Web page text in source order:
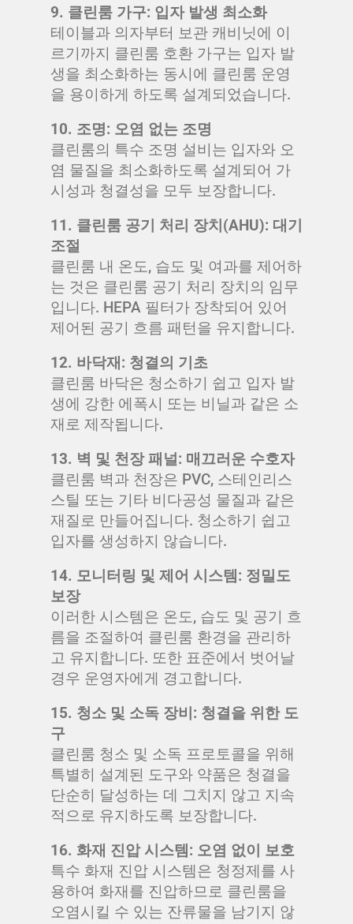
9. 클린룸 가구: 입자 발생 최소화
테이블과 의자부터 보관 캐비닛에 이
르기까지 클린룸 호환 가구는 입자 발
생을 최소화하는 동시에 클린룸 운영
을 용이하게 하도록 설계되었습니다.
10. 조명: 오염 없는 조명
클린룸의 특수 조명 설비는 입자와 오
염 물질을 최소화하도록 설계되어 가
시성과 청결성을 모두 보장합니다.
11. 클린룸 공기 처리 장치(AHU): 대기
조절
클린룸 내 온도, 습도 및 여과를 제어하
는 것은 클린룸 공기 처리 장치의 임무
입니다. HEPA 필터가 장착되어 있어
제어된 공기 흐름 패턴을 유지합니다.
12. 바닥재: 청결의 기초
클린룸 바닥은 청소하기 쉽고 입자 발
생에 강한 에폭시 또는 비닐과 같은 소
재로 제작됩니다.
13. 벽 및 천장 패널: 매끄러운 수호자
클린룸 벽과 천장은 PVC, 스테인리스
스틸 또는 기타 비다공성 물질과 같은
재질로 만들어집니다. 청소하기 쉽고
입자를 생성하지 않습니다.
14. 모니터링 및 제어 시스템: 정밀도
보장
이러한 시스템은 온도, 습도 및 공기 흐
름을 조절하여 클린룸 환경을 관리하
고 유지합니다. 또한 표준에서 벗어날
경우 운영자에게 경고합니다.
15. 청소 및 소독 장비: 청결을 위한 도
구
클린룸 청소 및 소독 프로토콜을 위해
특별히 설계된 도구와 약품은 청결을
단순히 달성하는 데 그치지 않고 지속
적으로 유지하도록 보장합니다.
16. 화재 진압 시스템: 오염 없이 보호
특수 화재 진압 시스템은 청정제를 사
용하여 화재를 진압하므로 클린룸을
오염시킬 수 있는 잔류물을 남기지 않